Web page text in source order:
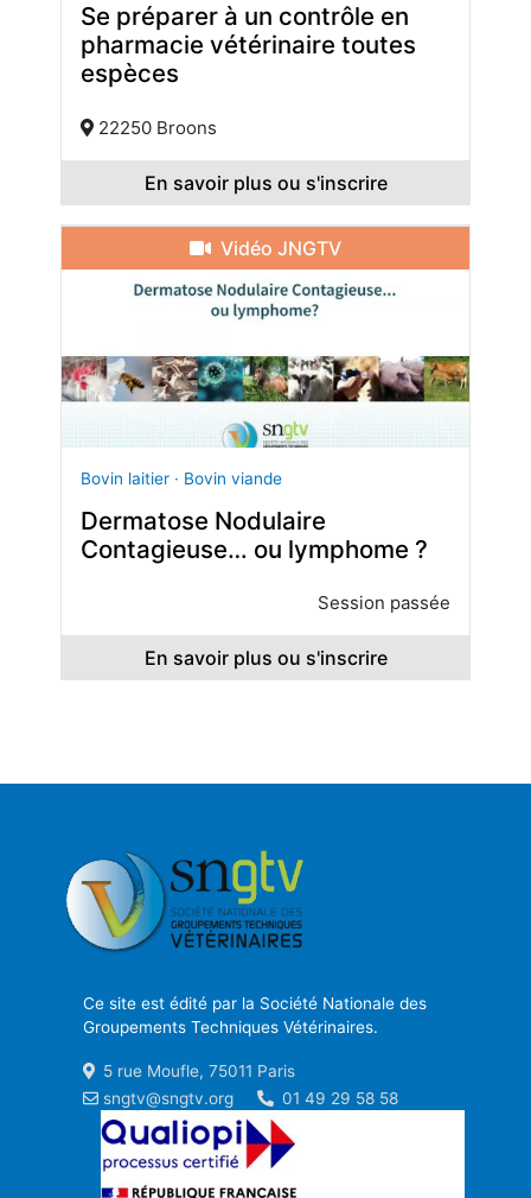
Se préparer à un contrôle en
pharmacie vétérinaire toutes
espèces
22250 Broons
En savoir plus ou s'inscrire
Vidéo JNGTV
Bovin laitier · Bovin viande
Dermatose Nodulaire
Contagieuse… ou lymphome ?
Session passée
En savoir plus ou s'inscrire
Ce site est édité par la Société Nationale des
Groupements Techniques Vétérinaires.
5 rue Moufle, 75011 Paris
sngtv@sngtv.org
01 49 29 58 58